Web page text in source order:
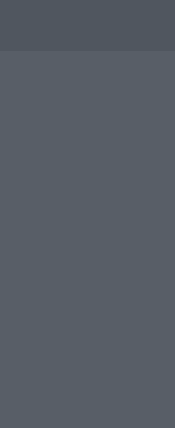
Nascosta in